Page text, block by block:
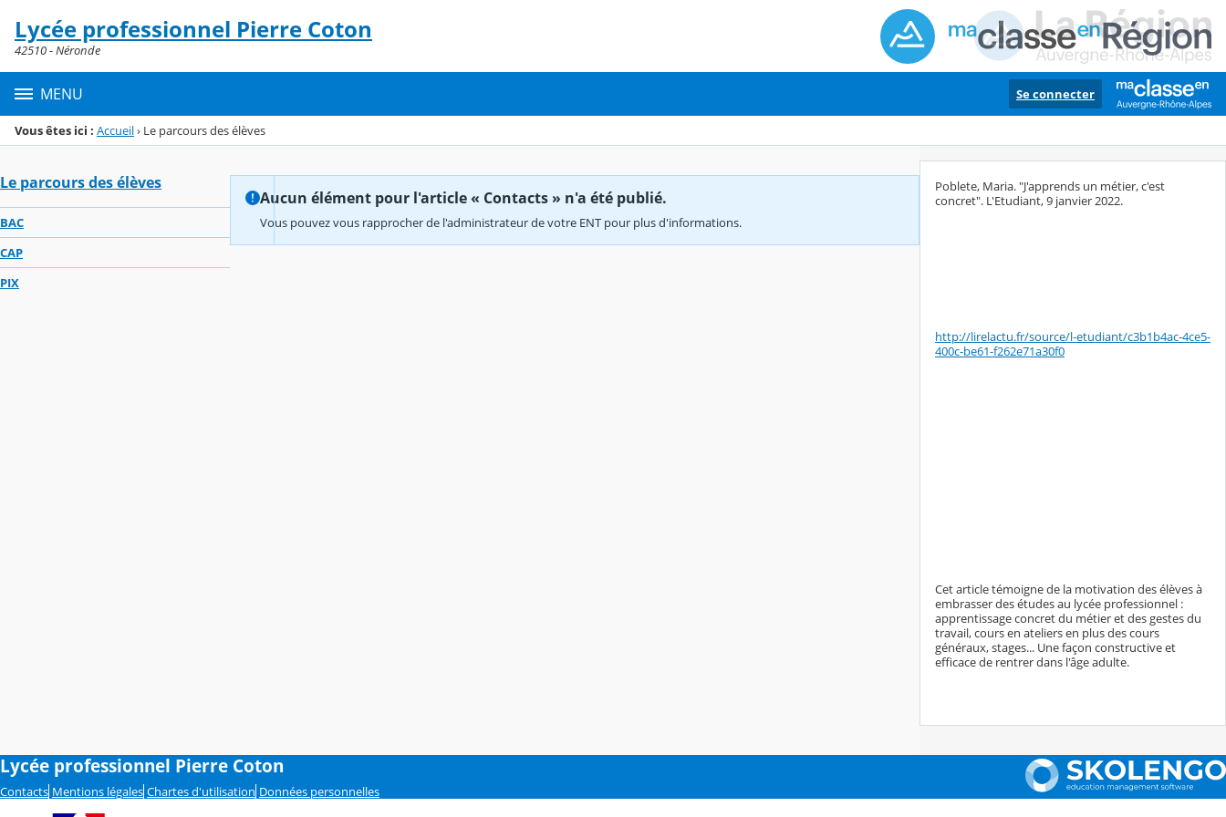
Menu de la rubrique
Contenu
Lycée professionnel Pierre Coton
42510 - Néronde
MENU Se connecter
Vous êtes ici : Accueil› Le parcours des élèves
Le parcours des élèves
BAC
CAP
PIX
Aucun élément pour l'article « Contacts » n'a été publié.
Vous pouvez vous rapprocher de l'administrateur de votre ENT pour plus d'informations.
Poblete, Maria. "J'apprends un métier, c'est
concret". L'Etudiant, 9 janvier 2022.
http://lirelactu.fr/source/l-etudiant/c3b1b4ac-4ce5-
400c-be61-f262e71a30f0
Cet article témoigne de la motivation des élèves à
embrasser des études au lycée professionnel :
apprentissage concret du métier et des gestes du
travail, cours en ateliers en plus des cours
généraux, stages... Une façon constructive et
efficace de rentrer dans l'âge adulte.
Lycée professionnel Pierre Coton
Contacts Mentions légales Chartes d'utilisation Données personnelles